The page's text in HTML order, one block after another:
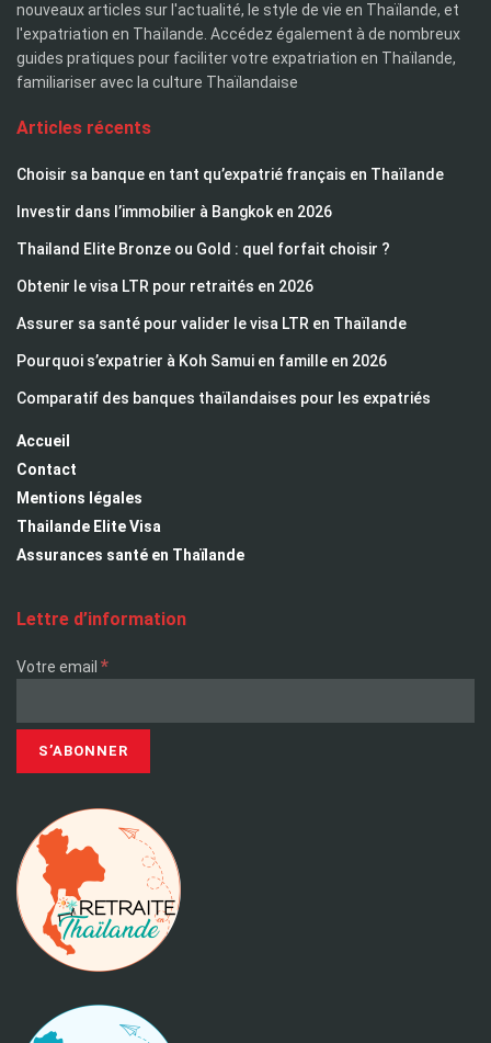
nouveaux articles sur l'actualité, le style de vie en Thaïlande, et
l'expatriation en Thaïlande. Accédez également à de nombreux
guides pratiques pour faciliter votre expatriation en Thaïlande,
familiariser avec la culture Thaïlandaise
Articles récents
Choisir sa banque en tant qu’expatrié français en Thaïlande
Investir dans l’immobilier à Bangkok en 2026
Thailand Elite Bronze ou Gold : quel forfait choisir ?
Obtenir le visa LTR pour retraités en 2026
Assurer sa santé pour valider le visa LTR en Thaïlande
Pourquoi s’expatrier à Koh Samui en famille en 2026
Comparatif des banques thaïlandaises pour les expatriés
Accueil
Contact
Mentions légales
Thailande Elite Visa
Assurances santé en Thaïlande
Lettre d’information
Votre email *